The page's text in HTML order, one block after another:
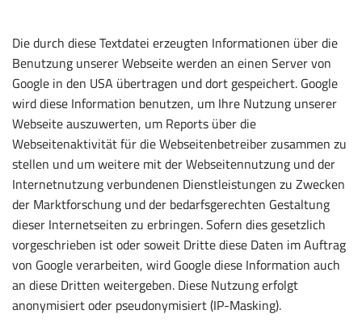
Die durch diese Textdatei erzeugten Informationen über die
Benutzung unserer Webseite werden an einen Server von
Google in den USA übertragen und dort gespeichert. Google
wird diese Information benutzen, um Ihre Nutzung unserer
Webseite auszuwerten, um Reports über die
Webseitenaktivität für die Webseitenbetreiber zusammen zu
stellen und um weitere mit der Webseitennutzung und der
Internetnutzung verbundenen Dienstleistungen zu Zwecken
der Marktforschung und der bedarfsgerechten Gestaltung
dieser Internetseiten zu erbringen. Sofern dies gesetzlich
vorgeschrieben ist oder soweit Dritte diese Daten im Auftrag
von Google verarbeiten, wird Google diese Information auch
an diese Dritten weitergeben. Diese Nutzung erfolgt
anonymisiert oder pseudonymisiert (IP-Masking).